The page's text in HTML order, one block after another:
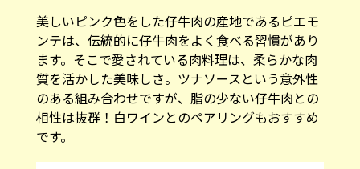
美しいピンク色をした仔牛肉の産地であるピエモ
ンテは、伝統的に仔牛肉をよく食べる習慣があり
ます。そこで愛されている肉料理は、柔らかな肉
質を活かした美味しさ。ツナソースという意外性
のある組み合わせですが、脂の少ない仔牛肉との
相性は抜群！白ワインとのペアリングもおすすめ
です。